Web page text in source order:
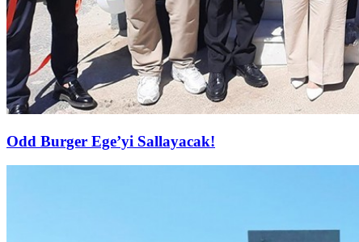
Odd Burger Ege’yi Sallayacak!